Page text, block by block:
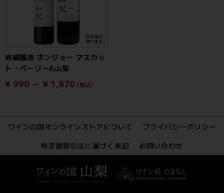
岩崎醸造 ホンジョー マスカッ
ト・ベーリーA山梨
¥ 990 ～ ¥ 1,870 (税込)
ワインの国オンラインストアについて
プライバシーポリシー
特定商取引法に基づく表記
お問い合わせ